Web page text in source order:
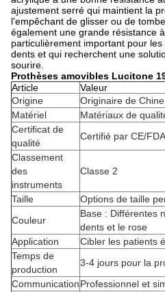
ajustement serré qui maintient la
l'empêchant de glisser ou de
également une grande résistance
particulièrement important pour
dents et qui recherchent une
sourire.
Prothèses amovibles Lucitone
Article
Valeur
Origine
Originaire de Chine
Matériel
Matériaux de
Certificat de
qualité
Certifié par CE/FDA
Classement
des
instruments
Classe 2
Taille
Options de taille
Couleur
Base : Différentes
dents et le rose
Application
Cibler les patients
Temps de
production
3-4 jours pour la
CommunicationProfessionnel et